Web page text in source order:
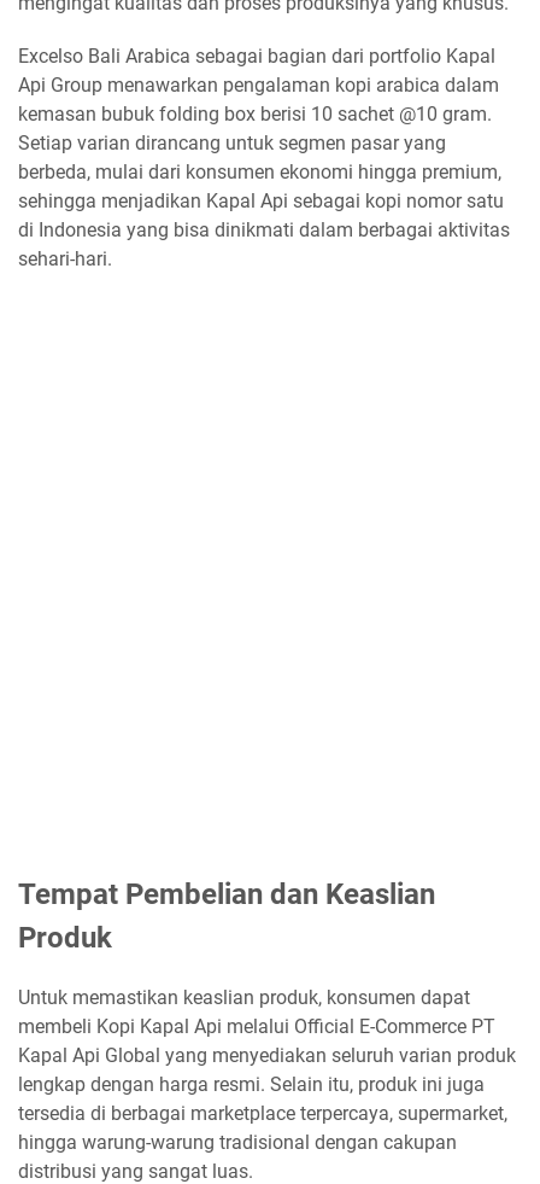
Excelso Bali Arabica sebagai bagian dari portfolio Kapal
Api Group menawarkan pengalaman kopi arabica dalam
kemasan bubuk folding box berisi 10 sachet @10 gram.
Setiap varian dirancang untuk segmen pasar yang
berbeda, mulai dari konsumen ekonomi hingga premium,
sehingga menjadikan Kapal Api sebagai kopi nomor satu
di Indonesia yang bisa dinikmati dalam berbagai aktivitas
sehari-hari.
Tempat Pembelian dan Keaslian
Produk
Untuk memastikan keaslian produk, konsumen dapat
membeli Kopi Kapal Api melalui Official E-Commerce PT
Kapal Api Global yang menyediakan seluruh varian produk
lengkap dengan harga resmi. Selain itu, produk ini juga
tersedia di berbagai marketplace terpercaya, supermarket,
hingga warung-warung tradisional dengan cakupan
distribusi yang sangat luas.